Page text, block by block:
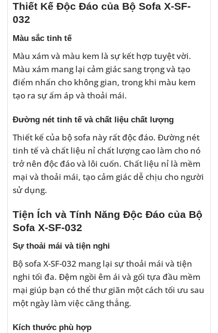
Thiết Kế Độc Đáo của Bộ Sofa X-SF-
032
Màu sắc tinh tế
Màu xám và màu kem là sự kết hợp tuyệt vời.
Màu xám mang lại cảm giác sang trọng và tạo
điểm nhấn cho không gian, trong khi màu kem
tạo ra sự ấm áp và thoải mái.
Đường nét tinh tế và chất liệu chất lượng
Thiết kế của bộ sofa này rất độc đáo. Đường nét
tinh tế và chất liệu nỉ chất lượng cao làm cho nó
trở nên độc đáo và lôi cuốn. Chất liệu nỉ là mềm
mại và thoải mái, tạo cảm giác dễ chịu cho người
sử dụng.
Tiện Ích và Tính Năng Độc Đáo của Bộ
Sofa X-SF-032
Sự thoải mái và tiện nghi
Bộ sofa X-SF-032 mang lại sự thoải mái và tiện
nghi tối đa. Đệm ngồi êm ái và gối tựa đầu mềm
mại giúp bạn có thể thư giãn một cách tối ưu sau
một ngày làm việc căng thẳng.
Kích thước phù hợp